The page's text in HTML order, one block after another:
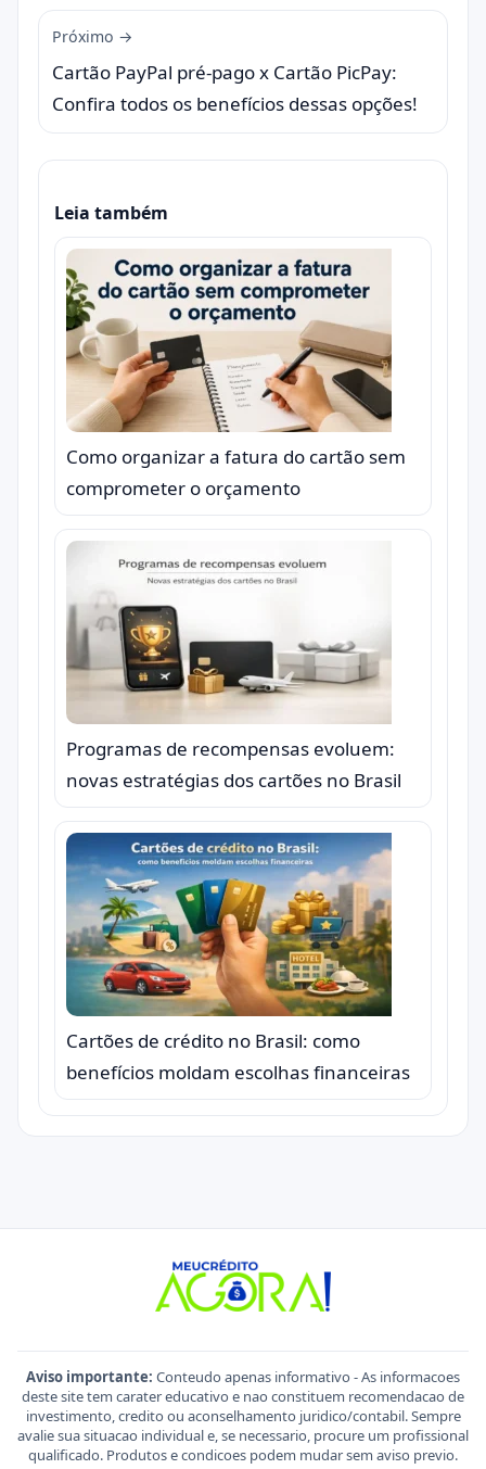
Próximo →
Cartão PayPal pré-pago x Cartão PicPay:
Confira todos os benefícios dessas opções!
Leia também
Como organizar a fatura do cartão sem
comprometer o orçamento
Programas de recompensas evoluem:
novas estratégias dos cartões no Brasil
Cartões de crédito no Brasil: como
benefícios moldam escolhas financeiras
Aviso importante: Conteudo apenas informativo - As informacoes
deste site tem carater educativo e nao constituem recomendacao de
investimento, credito ou aconselhamento juridico/contabil. Sempre
avalie sua situacao individual e, se necessario, procure um profissional
qualificado. Produtos e condicoes podem mudar sem aviso previo.